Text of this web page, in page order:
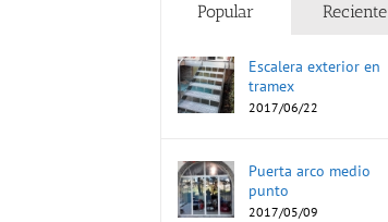
Popular Reciente
Escalera exterior en
tramex
2017/06/22
Puerta arco medio
punto
2017/05/09